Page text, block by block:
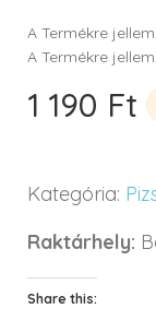
A Termékre
A Termékre
1 190 Ft
Kategória:
Raktárhely:
Share this: